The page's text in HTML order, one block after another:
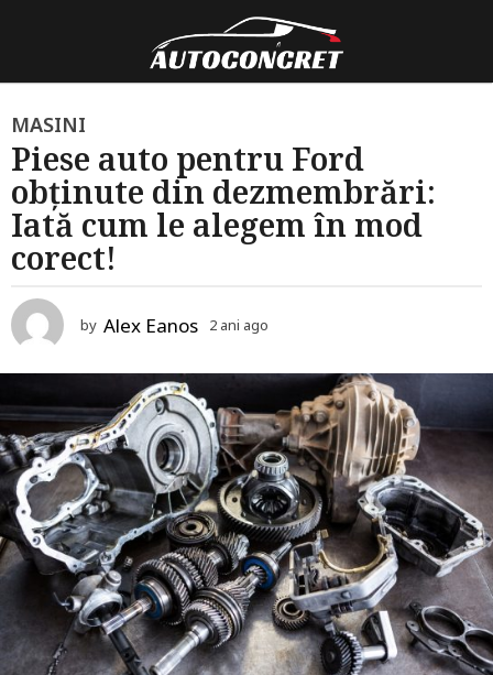
2
a
n
i
a
g
o
2
i
a
g
o
MASINI
Piese auto pentru Ford
obținute din dezmembrări:
Iată cum le alegem în mod
corect!
by Alex Eanos 2 ani ago
i
a
g
o